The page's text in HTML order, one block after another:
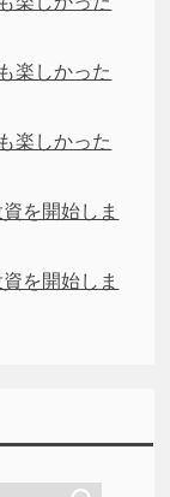
楽しかった
楽しかった
を開始しま
を開始しま